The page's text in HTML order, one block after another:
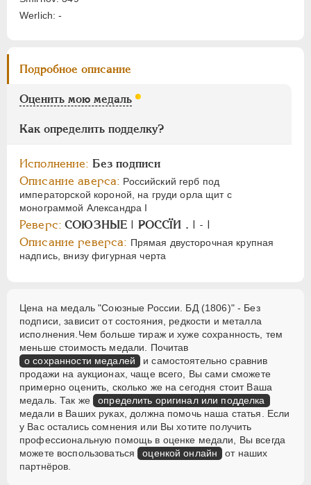
Werlich: -
Подробное описание
Оценить мою медаль
Как определить подделку?
Исполнение: Без подписи
Описание аверса: Российский герб под
императорской короной, на груди орла щит с
монограммой Александра I
Реверс: СОЮЗНЫЕ | POCCÏИ . | - |
Описание реверса: Прямая двусторочная крупная
надпись, внизу фигурная черта
Цена на медаль "Союзные России. БД (1806)" - Без
подписи, зависит от состояния, редкости и металла
исполнения.Чем больше тираж и хуже сохранность, тем
меньше стоимость медали. Почитав
о сохранности медалей и самостоятельно сравнив
продажи на аукционах, чаще всего, Вы сами сможете
примерно оценить, сколько же на сегодня стоит Ваша
медаль. Так же определить оригинал или подделка
медали в Ваших руках, должна помочь наша статья. Если
у Вас остались сомнения или Вы хотите получить
профессиональную помощь в оценке медали, Вы всегда
можете воспользоваться оценкой онлайн
от наших
партнёров.
Цифры
НИКОЛАЙ I 1826-1855
АЛЕКСАНДР II
1855-1881
НИКОЛАЙ II 1894-1917